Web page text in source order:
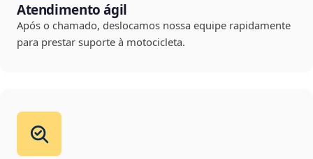
Atendimento ágil
Após o chamado, deslocamos nossa equipe rapidamente
para prestar suporte à motocicleta.